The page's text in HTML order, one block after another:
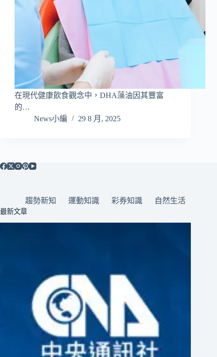
在現代健康飲食觀念中，DHA藻油因其豐富
的…
News小編
29 8 月, 2025
趨勢新知 運動知識 彩券知識 自然生活
最新文章